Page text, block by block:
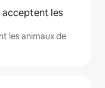
acceptent les
les animaux de